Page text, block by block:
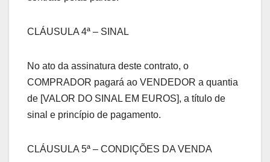
CLÁUSULA 4ª – SINAL
No ato da assinatura deste contrato, o
COMPRADOR pagará ao VENDEDOR a quantia
de [VALOR DO SINAL EM EUROS], a título de
sinal e princípio de pagamento.
CLÁUSULA 5ª – CONDIÇÕES DA VENDA